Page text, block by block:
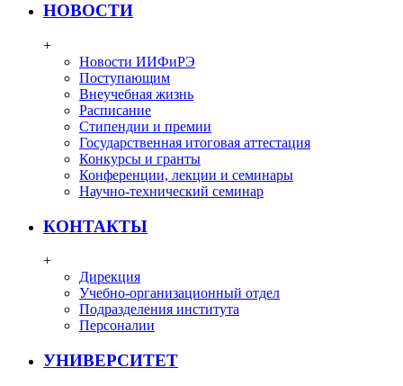
НОВОСТИ
+
Новости ИИФиРЭ
Поступающим
Внеучебная жизнь
Расписание
Стипендии и премии
Государственная итоговая аттестация
Конкурсы и гранты
Конференции, лекции и семинары
Научно-технический семинар
КОНТАКТЫ
+
Дирекция
Учебно-организационный отдел
Подразделения института
Персоналии
УНИВЕРСИТЕТ